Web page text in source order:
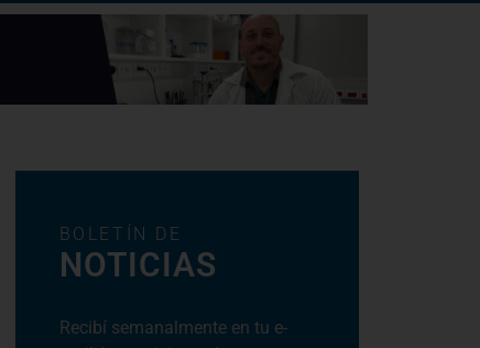
BOLETÍN DE
NOTICIAS
Recibí semanalmente en tu e-